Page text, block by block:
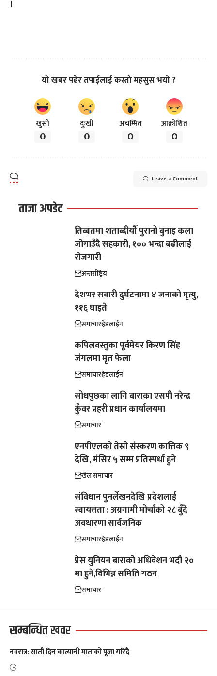
।
यो खबर पढेर तपाईलाई कस्तो महसुस भयो ?
खुसी
0
दुःखी
0
अचम्मित
0
आक्रोशित
0
Leave a Comment
ताजा अपडेट
तिब्बतमा शताब्दीयौँ पुरानो बुनाइ कला
जोगाउँदै सहकारी, १०० भन्दा बढीलाई
रोजगारी
अन्तर्राष्ट्रिय
देशभर सवारी दुर्घटनामा ४ जनाको मृत्यु,
११६ घाइते
समाचारहेडलाईन
कपिलवस्तुका पूर्वमेयर किरण सिंह
जंगलमा मृत फेला
समाचारहेडलाईन
सोधपुछका लागि बाराका एसपी नरेन्द्र
कुँवर प्रहरी प्रधान कार्यालयमा
समाचार
एनपीएलको तेस्रो संस्करण कात्तिक ९
देखि, मंसिर ५ सम्म प्रतिस्पर्धा हुने
खेल समाचार
संविधान पुनर्लेखनदेखि प्रदेशलाई
स्वायत्तता : अग्रगामी मोर्चाको २८ बुँदे
अवधारणा सार्वजनिक
समाचारहेडलाईन
प्रेस युनियन बाराको अधिवेशन भदौ २०
मा हुने,विभिन्न समिति गठन
समाचार
सम्बन्धित खवर
नवरात्र: सातौ दिन कात्यानी माताको पूजा गरिदै